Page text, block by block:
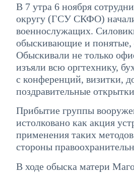
В 7 утра 6 ноября
округу (ГСУ СКФО) начали
военнослужащих.
обыскивающие и понятые,
Обыскивали не только
изъяли всю оргтехнику,
с конференций, визитки,
поздравительные
Прибытие группы
истолковано как акция
применения таких
стороны
В ходе обыска матери